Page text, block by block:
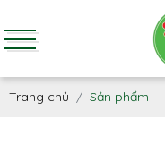
Trang chủ Sản phẩm